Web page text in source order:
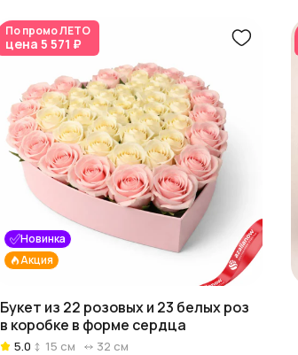
По промоЛЕТО
цена 5 571 ₽
Акция
Новинка
Букет из 22 розовых и 23 белых роз
в коробке в форме сердца
5.0 15 см 32 см